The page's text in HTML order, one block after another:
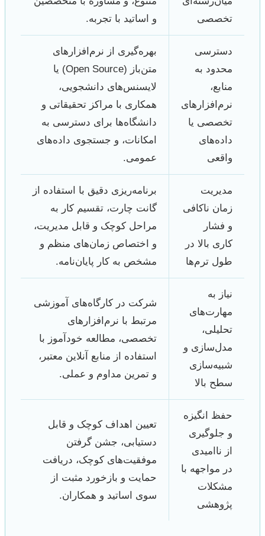
تخصصی
و اساتید با تجربه.
دسترسی
محدود به
منابع،
نرم‌افزارهای
تخصصی یا
داده‌های
واقعی
بهره‌گیری از نرم‌افزارهای
متن‌باز (Open Source) یا
لایسنس‌های دانشجویی،
همکاری با مراکز تحقیقاتی و
دانشگاه‌ها برای دسترسی به
امکانات، و جستجوی داده‌های
عمومی.
مدیریت
زمان ناکافی
و فشار
کاری بالا در
طول ترم‌ها
برنامه‌ریزی دقیق با استفاده از
گانت چارت، تقسیم کار به
مراحل کوچک و قابل مدیریت،
و اختصاص زمان‌های منظم و
مشخص به کار پایان‌نامه.
نیاز به
مهارت‌های
تحلیلی،
مدل‌سازی و
شبیه‌سازی
سطح بالا
شرکت در کارگاه‌های آموزشی
مرتبط با نرم‌افزارهای
تخصصی، مطالعه خودآموز با
استفاده از منابع آنلاین معتبر،
و تمرین مداوم و عملی.
حفظ انگیزه
و جلوگیری
از ناامیدی
در مواجهه با
مشکلات
پژوهشی
تعیین اهداف کوچک و قابل
دستیابی، جشن گرفتن
موفقیت‌های کوچک، دریافت
حمایت و بازخورد مثبت از
سوی اساتید و همکاران.